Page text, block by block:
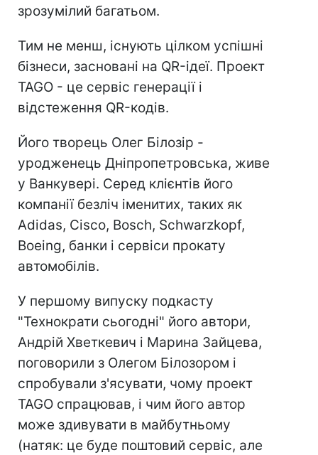
зрозумілий багатьом.
Тим не менш, існують цілком успішні
бізнеси, засновані на QR-ідеї. Проект
TAGO - це сервіс генерації і
відстеження QR-кодів.
Його творець Олег Білозір -
уродженець Дніпропетровська, живе
у Ванкувері. Серед клієнтів його
компанії безліч іменитих, таких як
Adidas, Cisco, Bosch, Schwarzkopf,
Boeing, банки і сервіси прокату
автомобілів.
У першому випуску подкасту
"Технократи сьогодні" його автори,
Андрій Хветкевич і Марина Зайцева,
поговорили з Олегом Білозором і
спробували з'ясувати, чому проект
TAGO спрацював, і чим його автор
може здивувати в майбутньому
(натяк: це буде поштовий сервіс, але